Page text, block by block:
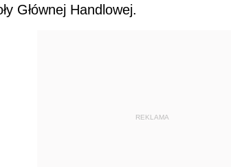
Głównej Handlowej.
REKLAMA